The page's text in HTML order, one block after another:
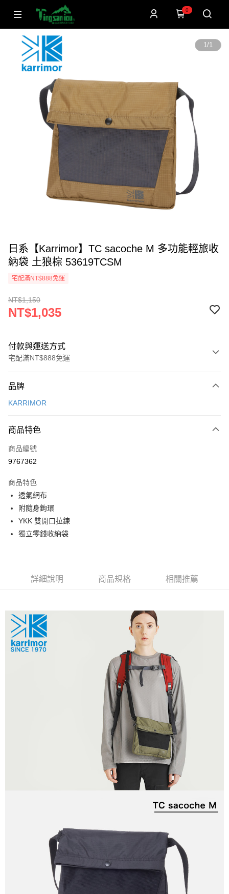
0
1/1
日系【Karrimor】TC sacoche M 多功能輕旅收
納袋 土狼棕 53619TCSM
宅配滿NT$888免運
NT$1,150
NT$1,035
付款與運送方式
宅配滿NT$888免運
信用卡一次付款
悠遊付
AFTEE先享後付
相關說明
AFTEE先享後付是「在收到商品之後才付款」的支付方式。 讓您購物簡單
便利好安心！
１．簡單：不需註冊會員、不需綁卡、不需儲值。
２．便利：只要手機號碼，簡訊認證，即可結帳。
３．安心：先確認商品／服務後，再付款。
【「AFTEE先享後付」結帳流程】
３．收到繳費通知簡訊後14天內，點擊此簡訊中的連結，可透過四大超商／
ATM／網路銀行／等多元方式進行付款，方視為交易完成。
後付繳納相關費用。
※ 交易是否成功請以「AFTEE先享後付 」之結帳頁面顯示為準，若有關於
是否繳費成功／繳費後需取消欲退款等相關疑問，請聯繫「AFTEE先享後付
客戶支援中心」
https://netprotections.freshdesk.com/support/home
１．透過由恩沛科技股份有限公司提供之「AFTEE先享後付」服務完成之交
易，需依本服務之必要範圍內提供個人資料，並將交易相關給付款項請求債
２．關於個人資料處理事宜，請瀏覽以下網址：
３．未成年的使用者請事先徵得法定代理人或監護人之同意方可使用
「AFTEE先享後付」，若未經同意申辦者引起之損失，本公司不負相關責
４．使用「AFTEE先享後付」時，將依據個別帳號之用戶狀況，依本公司即
時審查核予不同之上限額度；若仍有額度不足之情形，本公司將視審查結果
５．嚴禁一人註冊多個帳號或使用他人資訊註冊。若發現惡意使用之情形，
恩沛科技股份有限公司將有權停止該用戶之使用額度並採取法律行動。
運送方式
宅配
每筆NT$120，滿NT$888(含以上)免運費
品牌
KARRIMOR
商品特色
商品編號
9767362
商品特色
透氣網布
附隨身鉤環
YKK 雙開口拉鍊
獨立零錢收納袋
詳細說明 商品規格 相關推薦